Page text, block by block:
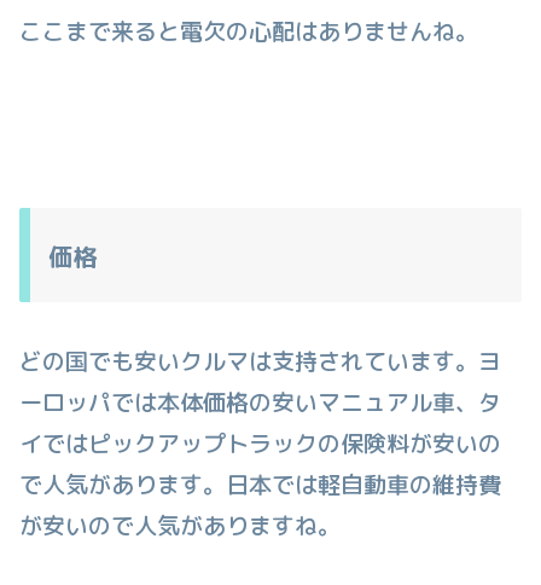
ここまで来ると電欠の心配はありませんね。
価格
どの国でも安いクルマは支持されています。ヨ
ーロッパでは本体価格の安いマニュアル車、タ
イではピックアップトラックの保険料が安いの
で人気があります。日本では軽自動車の維持費
が安いので人気がありますね。